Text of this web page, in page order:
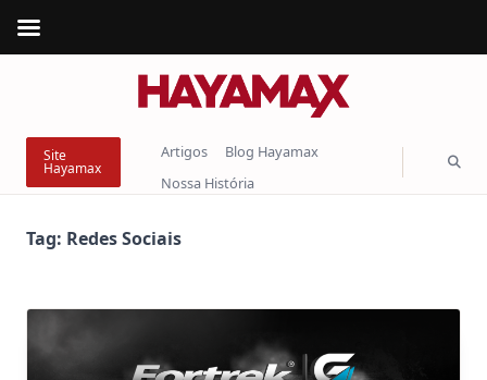
Site
Hayamax
Artigos
Blog Hayamax
Nossa História
Tag: Redes Sociais